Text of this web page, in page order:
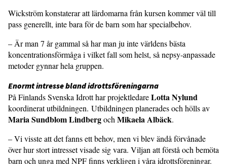
Wickström konstaterar att lärdo­marna från kursen kommer väl till
pass generellt, inte bara för de barn som har specialbehov.
– Är man 7 år gammal så har man ju inte världens bästa
koncentrationsför­måga i vilket fall som helst, så nepsy-anpassade
metoder gynnar hela gruppen.
Enormt intresse bland idrotts­föreningarna
På Finlands Svenska Idrott har projektledareLotta Nylund
koordinerat utbildningen. Utbildningen planerades och hölls av
Maria Sundblom LindbergochMikaela Albäck.
– Vi visste att det fanns ett behov, men vi blev ändå förvånade
över hur stort intresset visade sig vara. Viljan att förstå och bemöta
barn och unga med NPF finns verkligen i våra idrottsföreningar.